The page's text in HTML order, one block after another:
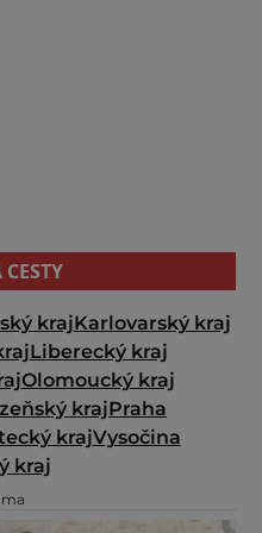
krajKarlovarský kraj
Liberecký kraj
Olomoucký kraj
krajPraha
krajVysočina
kraj